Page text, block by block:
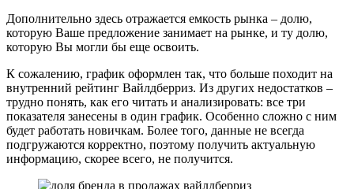
Дополнительно здесь отражается емкость рынка – долю,
которую Ваше предложение занимает на рынке, и ту долю,
которую Вы могли бы еще освоить.
К сожалению, график оформлен так, что больше походит на
внутренний рейтинг Вайлдберриз. Из других недостатков –
трудно понять, как его читать и анализировать: все три
показателя занесены в один график. Особенно сложно с ним
будет работать новичкам. Более того, данные не всегда
подгружаются корректно, поэтому получить актуальную
информацию, скорее всего, не получится.